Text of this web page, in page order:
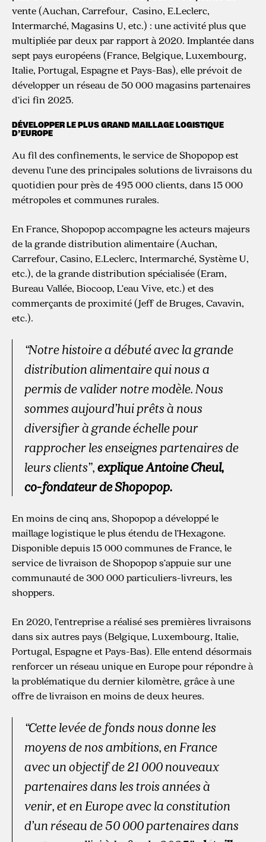
vente (Auchan, Carrefour, Casino, E.Leclerc,
Intermarché, Magasins U, etc.) : une activité plus que
multipliée par deux par rapport à 2020. Implantée dans
sept pays européens (France, Belgique, Luxembourg,
Italie, Portugal, Espagne et Pays-Bas), elle prévoit de
développer un réseau de 50 000 magasins partenaires
d’ici fin 2025.
DÉVELOPPER LE PLUS GRAND MAILLAGE LOGISTIQUE
D’EUROPE
Au fil des confinements, le service de Shopopop est
devenu l’une des principales solutions de livraisons du
quotidien pour près de 495 000 clients, dans 15 000
métropoles et communes rurales.
En France, Shopopop accompagne les acteurs majeurs
de la grande distribution alimentaire (Auchan,
Carrefour, Casino, E.Leclerc, Intermarché, Système U,
etc.), de la grande distribution spécialisée (Eram,
Bureau Vallée, Biocoop, L’eau Vive, etc.) et des
commerçants de proximité (Jeff de Bruges, Cavavin,
etc.).
“Notre histoire a débuté avec la grande
distribution alimentaire qui nous a
permis de valider notre modèle. Nous
sommes aujourd’hui prêts à nous
diversifier à grande échelle pour
rapprocher les enseignes partenaires de
leurs clients”,explique Antoine Cheul,
co-fondateur de Shopopop.
En moins de cinq ans, Shopopop a développé le
maillage logistique le plus étendu de l’Hexagone.
Disponible depuis 15 000 communes de France, le
service de livraison de Shopopop s’appuie sur une
communauté de 300 000 particuliers-livreurs, les
shoppers.
En 2020, l’entreprise a réalisé ses premières livraisons
dans six autres pays (Belgique, Luxembourg, Italie,
Portugal, Espagne et Pays-Bas). Elle entend désormais
renforcer un réseau unique en Europe pour répondre à
la problématique du dernier kilomètre, grâce à une
offre de livraison en moins de deux heures.
“Cette levée de fonds nous donne les
moyens de nos ambitions, en France
avec un objectif de 21 000 nouveaux
partenaires dans les trois années à
venir, et en Europe avec la constitution
d’un réseau de 50 000 partenaires dans